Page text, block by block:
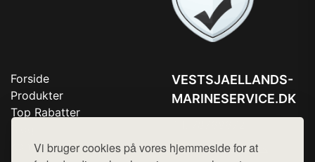
Vi bruger cookies på vores hjemmeside for at
Forside
Produkter
Top Rabatter
Kontakt
VESTSJAELLANDS-
MARINESERVICE.DK
Mail:hej@want.dk